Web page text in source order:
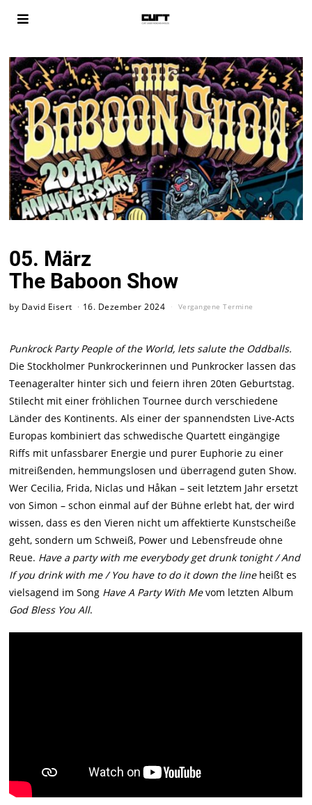
05. März
The Baboon Show
by David Eisert 16. Dezember 2024 Vergangene Termine
Punkrock Party People of the World, lets salute the Oddballs.
Die Stockholmer Punkrockerinnen und Punkrocker lassen das
Teenageralter hinter sich und feiern ihren 20ten Geburtstag.
Stilecht mit einer fröhlichen Tournee durch verschiedene
Länder des Kontinents. Als einer der spannendsten Live-Acts
Europas kombiniert das schwedische Quartett eingängige
Riffs mit unfassbarer Energie und purer Euphorie zu einer
mitreißenden, hemmungslosen und überragend guten Show.
Wer Cecilia, Frida, Niclas und Håkan – seit letztem Jahr ersetzt
von Simon – schon einmal auf der Bühne erlebt hat, der wird
wissen, dass es den Vieren nicht um affektierte Kunstscheiße
geht, sondern um Schweiß, Power und Lebensfreude ohne
Reue. Have a party with me everybody get drunk tonight / And
If you drink with me / You have to do it down the lineheißt es
vielsagend im Song Have A Party With Mevom letzten Album
God Bless You All.